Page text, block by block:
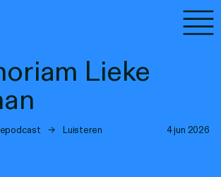
Lieke
→ Luisteren 4 jun 2026